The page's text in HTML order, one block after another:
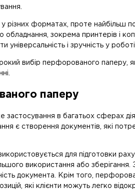
різних форматах, проте найбільш
обладнання, зокрема принтерів і
і зручність у
вибір перфорованого паперу,
паперу
в багатьох сферах
є створення документів, які
для підготовки
використання або
документа. Крім того,
які клієнти можуть легко